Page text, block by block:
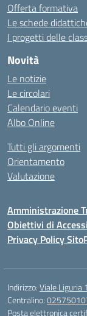
Offerta formativa
Le schede
I progetti delle
Novità
Le notizie
Le circolari
Calendario eventi
Albo Online
Tutti gli argomenti
Orientamento
Valutazione
Amministrazione
Obiettivi di
Privacy Policy Sito
Indirizzo:Viale Liguria
Centralino:
Posta elettronica